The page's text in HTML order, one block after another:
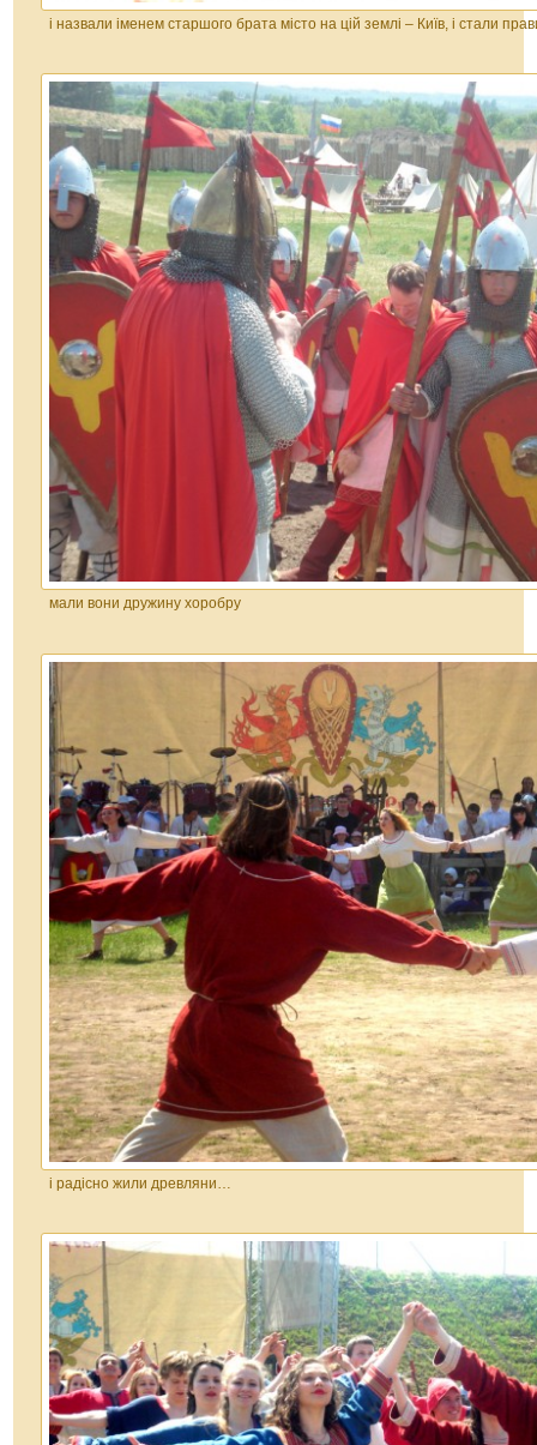
і назвали іменем старшого брата місто на цій землі – Київ, і стали
мали вони дружину хоробру
і радісно жили древляни…